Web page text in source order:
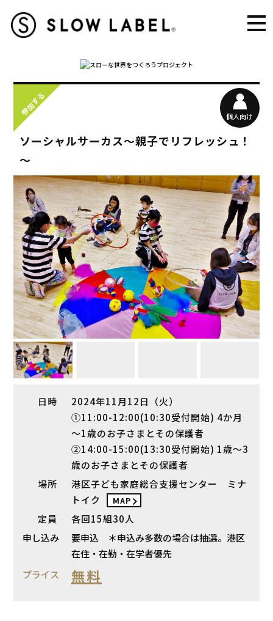
ソーシャルサーカス～親子でリフレッシュ！
～
個人向け
参加する
日時
2024年11月12日（火）
①11:00-12:00(10:30受付開始) 4か月
～1歳のお子さまとその保護者
②14:00-15:00(13:30受付開始) 1歳～3
歳のお子さまとその保護者
場所
港区子ども家庭総合支援センター ミナ
トイク
MAP
定員
各回15組30人
申し込み
要申込 ＊申込み多数の場合は抽選。港区
在住・在勤・在学者優先
プライス
無料